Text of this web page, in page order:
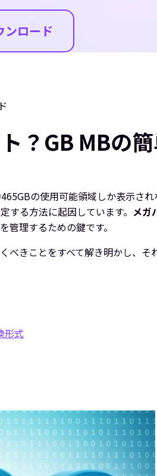
ンロード
？GB MBの
の使用可能領域しか表示さ
する方法に起因しています。 メガ
管理するための鍵です。
きことをすべて解き明かし、そ
形式